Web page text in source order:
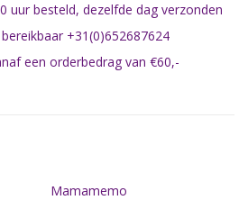
uur besteld, dezelfde dag verzonden
+31(0)652687624
een orderbedrag van €60,-
Mamamemo